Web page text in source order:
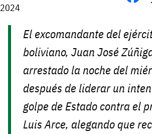
2024
El excomandante del
boliviano, Juan José
arrestado la noche del
después de liderar un
golpe de Estado contra el
Luis Arce, alegando que